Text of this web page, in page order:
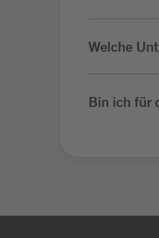
Welche
Bin ich für